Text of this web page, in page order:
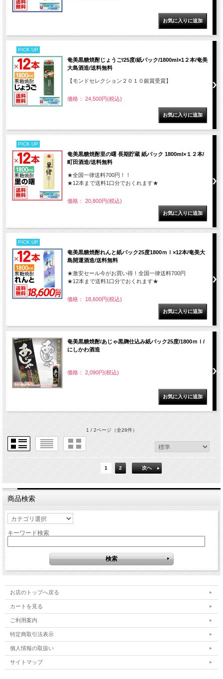
PICK UP
奄美黒糖焼酎じょうご/25度/紙パック/1800ml×1２本/奄美
大島酒造/送料無料
【モンドセレクション２０１０銀賞受賞】
価格： 24,500円(税込)
PICK UP
奄美黒糖焼酎里の曙 長期貯蔵 紙パック 1800ml×１２本/
町田酒造/送料無料
★全国一律送料700円！！
★12本まで送料1口分でおくれます★
価格： 20,800円(税込)
PICK UP
奄美黒糖焼酎れんと紙パック25度1800ｍｌ×12本/奄美大
島開運酒造/送料無料
★激安セール今がお買い得！全国一律送料700円
★12本まで送料1口分でおくれます★
価格： 18,600円(税込)
奄美黒糖焼酎/あじゃ黒麹仕込み紙パック25度/1800ｍｌ/
にしかわ酒造
価格： 2,090円(税込)
1 / 2ページ（全28件）
1 2 次へ
商品検索
キーワード検索
お店のトップへ戻る
カートを見る
ご利用案内
特定商取引法表示
個人情報の取扱い
サイトマップ